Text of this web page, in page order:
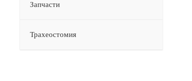
Запчасти
Трахеостомия